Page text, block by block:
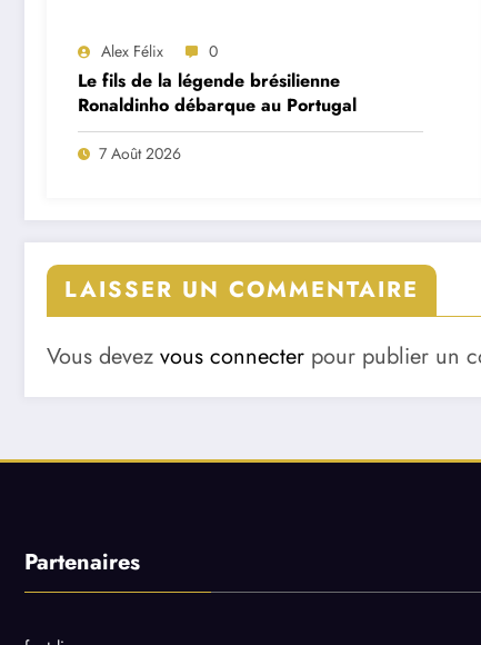
Alex Félix 0
Le fils de la légende brésilienne
Ronaldinho débarque au Portugal
7 Août 2026
LAISSER UN COMMENTAIRE
Vous devez vous connecter pour publier un
Partenaires